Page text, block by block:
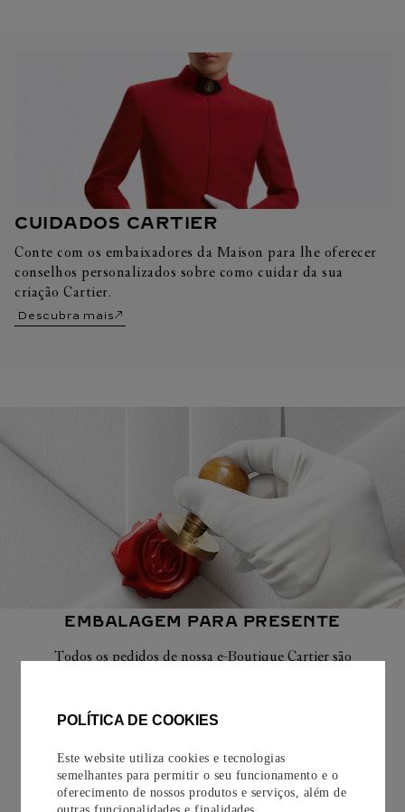
POLÍTICA DE COOKIES
Este website utiliza cookies e tecnologias
semelhantes para permitir o seu funcionamento e o
oferecimento de nossos produtos e serviços, além de
CUIDADOS CARTIER
Conte com os embaixadores da Maison para lhe oferecer
conselhos personalizados sobre como cuidar da sua
criação Cartier.
Descubra mais
EMBALAGEM PARA PRESENTE
Todos os pedidos de nossa e-Boutique Cartier são